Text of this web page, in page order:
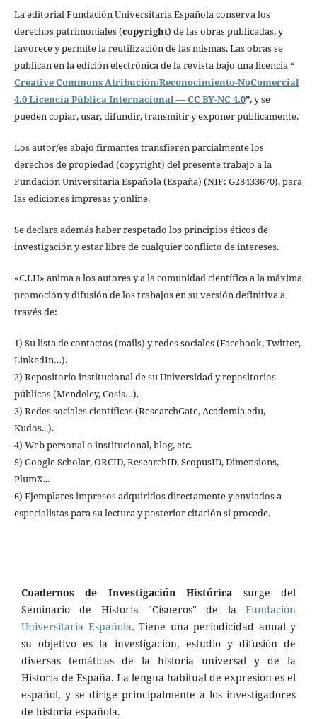
La editorial Fundación Universitaria Española conserva los
derechos patrimoniales (copyright) de las obras publicadas, y
favorece y permite la reutilización de las mismas. Las obras se
publican en la edición electrónica de la revista bajo una licencia “
Creative Commons Atribución/Reconocimiento-NoComercial
4.0 Licencia Pública Internacional — CC BY-NC 4.0”, y se
pueden copiar, usar, difundir, transmitir y exponer públicamente.
Los autor/es abajo firmantes transfieren parcialmente los
derechos de propiedad (copyright) del presente trabajo a la
Fundación Universitaria Española (España) (NIF: G28433670), para
las edi­ciones impresas y online.
Se declara además haber respetado los principios éticos de
investigación y estar libre de cualquier conflicto de intereses.
«C.I.H» anima a los autores y a la comunidad científica a la máxima
promoción y difusión de los trabajos en su versión definitiva a
través de:
1) Su lista de contactos (mails) y redes sociales (Facebook, Twitter,
LinkedIn…).
2) Repositorio institucional de su Universidad y repositorios
públicos (Mendeley, Cosis…).
3) Redes sociales científicas (ResearchGate, Academia.edu,
Kudos...).
4) Web personal o institucional, blog, etc.
5) Google Scholar, ORCID, ResearchID, ScopusID, Dimensions,
PlumX...
6) Ejemplares impresos adquiridos directamente y enviados a
especialistas para su lectura y posterior citación si procede.
Cuadernos de Investigación Histórica surge del
Seminario de Historia "Cisneros" de la Fundación
Universitaria Española. Tiene una periodicidad anual y
su objetivo es la investigación, estudio y difusión de
diversas temáticas de la historia universal y de la
Historia de España. La lengua habitual de expresión es el
español, y se dirige principalmente a los investigadores
de historia española.